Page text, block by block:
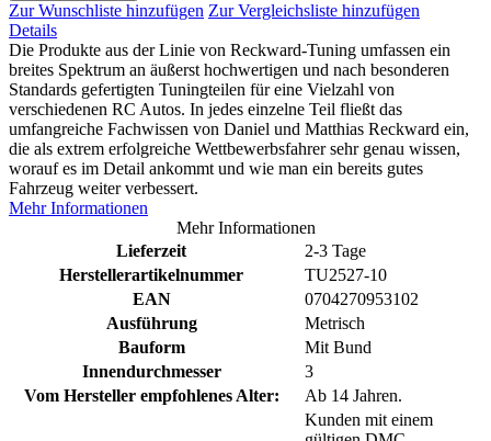
Zur Wunschliste hinzufügen Zur Vergleichsliste hinzufügen
Details
Die Produkte aus der Linie von Reckward-Tuning umfassen ein
breites Spektrum an äußerst hochwertigen und nach besonderen
Standards gefertigten Tuningteilen für eine Vielzahl von
verschiedenen RC Autos. In jedes einzelne Teil fließt das
umfangreiche Fachwissen von Daniel und Matthias Reckward ein,
die als extrem erfolgreiche Wettbewerbsfahrer sehr genau wissen,
worauf es im Detail ankommt und wie man ein bereits gutes
Fahrzeug weiter verbessert.
Mehr Informationen
Mehr Informationen
Lieferzeit
2-3 Tage
Herstellerartikelnummer
TU2527-10
EAN
0704270953102
Ausführung
Metrisch
Bauform
Mit Bund
Innendurchmesser
3
Vom Hersteller empfohlenes Alter:
Ab 14 Jahren.
Kunden mit einem